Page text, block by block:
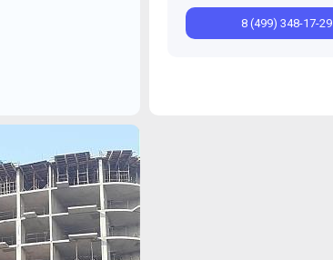
8 (499) 348-17-29